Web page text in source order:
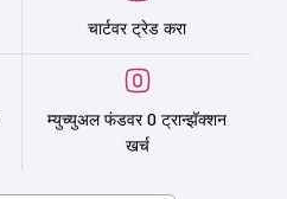
चार्टवर ट्रेड करा
म्युच्युअल फंडवर 0 ट्रान्झॅक्शन
खर्च